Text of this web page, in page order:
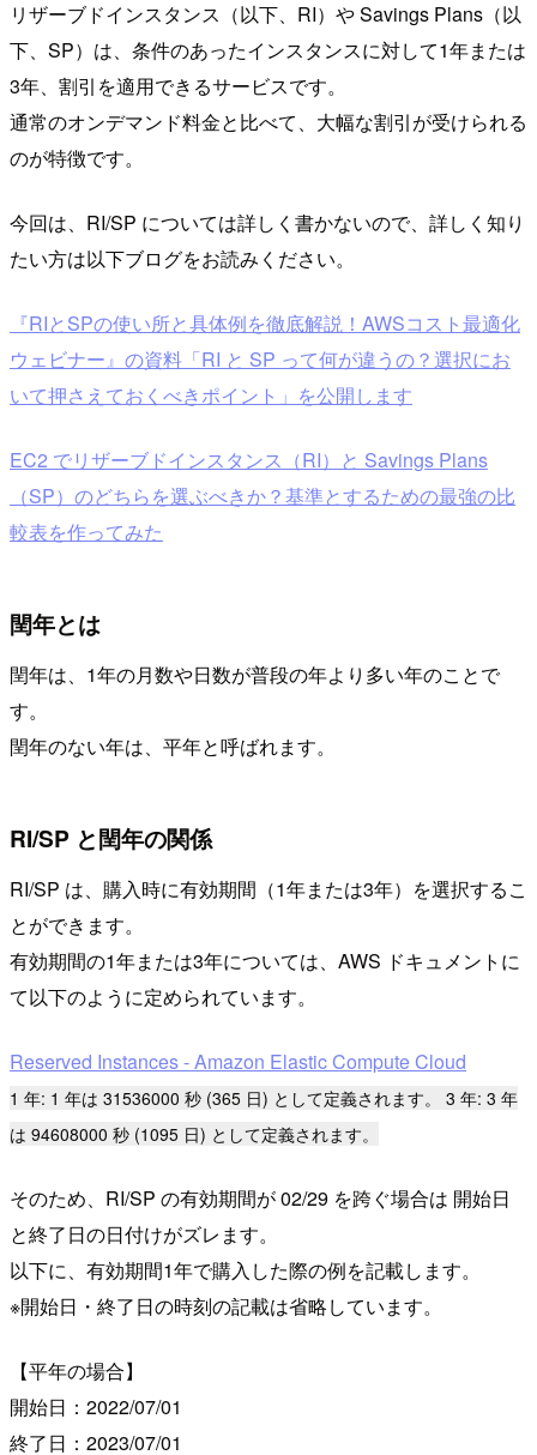
リザーブドインスタンス（以下、RI）や Savings Plans（以
下、SP）は、条件のあったインスタンスに対して1年または
3年、割引を適用できるサービスです。
通常のオンデマンド料金と比べて、大幅な割引が受けられる
のが特徴です。
今回は、RI/SP については詳しく書かないので、詳しく知り
たい方は以下ブログをお読みください。
『RIとSPの使い所と具体例を徹底解説！AWSコスト最適化
ウェビナー』の資料「RI と SP って何が違うの？選択にお
いて押さえておくべきポイント」を公開します
EC2 でリザーブドインスタンス（RI）と Savings Plans
（SP）のどちらを選ぶべきか？基準とするための最強の比
較表を作ってみた
閏年とは
閏年は、1年の月数や日数が普段の年より多い年のことで
す。
閏年のない年は、平年と呼ばれます。
RI/SP と閏年の関係
RI/SP は、購入時に有効期間（1年または3年）を選択するこ
とができます。
有効期間の1年または3年については、AWS ドキュメントに
て以下のように定められています。
Reserved Instances - Amazon Elastic Compute Cloud
1 年: 1 年は 31536000 秒 (365 日) として定義されます。 3 年: 3 年
は 94608000 秒 (1095 日) として定義されます。
そのため、RI/SP の有効期間が 02/29 を跨ぐ場合は 開始日
と終了日の日付けがズレます。
以下に、有効期間1年で購入した際の例を記載します。
※開始日・終了日の時刻の記載は省略しています。
【平年の場合】
開始日：2022/07/01
終了日：2023/07/01